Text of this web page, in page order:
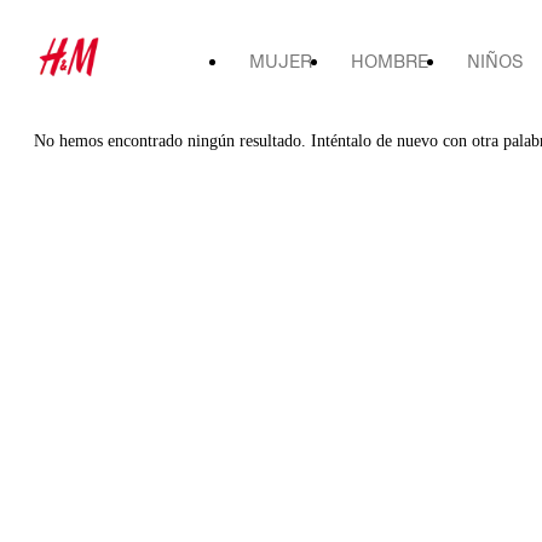
MUJER HOMBRE NIÑOS
No hemos encontrado ningún resultado. Inténtalo de nuevo con otra